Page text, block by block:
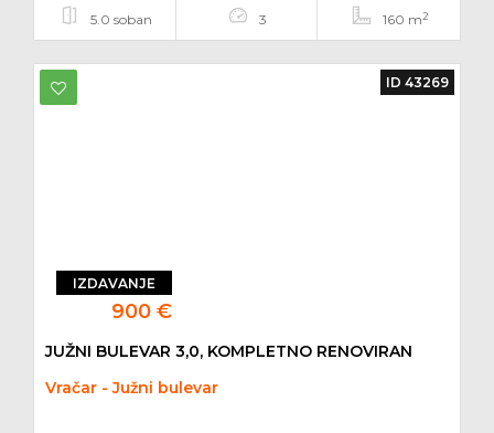
5.0 soban 3 160 m2
IZDAVANJE
900 €
ID 43269
JUŽNI BULEVAR 3,0, KOMPLETNO RENOVIRAN
Vračar - Južni bulevar